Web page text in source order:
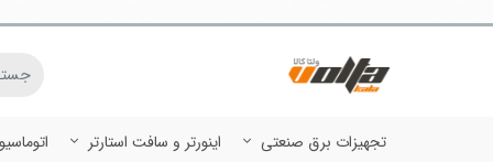
تجهیزات برق صنعتی اینورتر و سافت استارتر